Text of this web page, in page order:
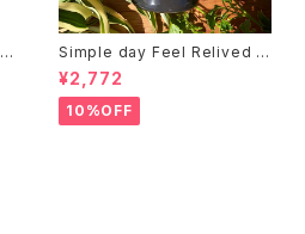
Simple day Feel Relived H
and Soap ありのままの一日
¥2,772
10%OFF